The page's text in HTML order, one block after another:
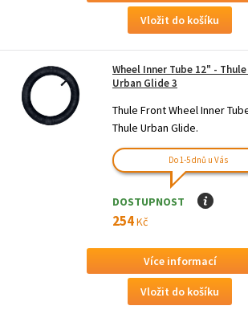
Wheel Inner Tube 12" -
Urban Glide 3
Thule Front Wheel Inner
Thule Urban Glide.
Do 1-5 dnů u Vás
DOSTUPNOST I
254Kč
Více informací